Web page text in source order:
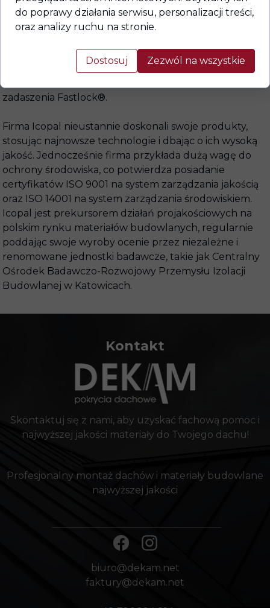
bezpieczeństwo przeciwpożarowe dachów.
Kompleksowa oferta pokryć dachowych obejmuje
płynne masy kauczukowo-bitumiczne Siplast, systemy
pap nowej generacji w Technologii Szybki Profil® SBS i
zadaszenia Fastlock®.
Firma Icopal nieustannie doskonali swoje produkty,
stosując najnowsze technologie i dbając o ich wysoką
jakość. Jednocześnie firma przykłada dużą wagę do
ochrony środowiska, co potwierdza posiadanie
certyfikatów ISO 9001 na system zarządzania jakością
oraz ISO 14001 na system zarządzania środowiskiem.
Icopal jest prekursorem działań projakościowych na
polskim rynku materiałów budowlanych, regularnie
poddając swoje wyroby ocenie przez niezależne i
renomowane jednostki badawcze, takie jak Centralny
Ośrodek Badawczo-Rozwojowy Przemysłu Izolacji
Budowlanej w Katowicach.
Kontakt
biuro@dekam.net
faktury@dekam.net
Skontaktuj się z nami, aby uzyskać fachową pomoc i
najwyższej jakości materiały do Twojego dachu!
Profesjonalny montaż dachów i materiały budowlane
najwyższej jakości
do poprawy działania serwisu, personalizacji treści,
oraz analizy ruchu na stronie.
Dostosuj Zezwól na wszystkie